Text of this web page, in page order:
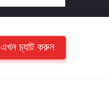
এখন চ্যাট করুন